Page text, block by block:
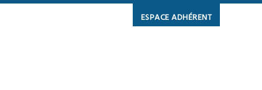
ESPACE ADHÉRENT